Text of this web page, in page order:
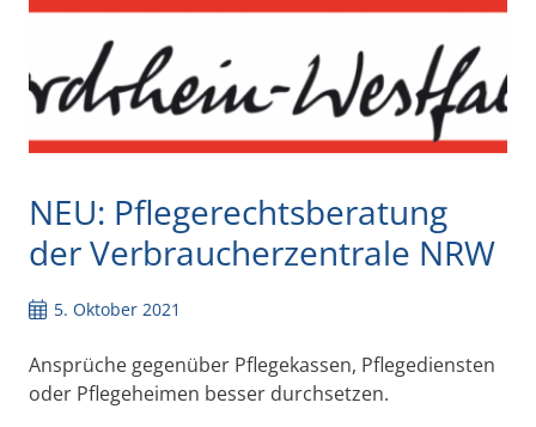
NEU: Pflegerechtsberatung
der Verbraucherzentrale NRW
5. Oktober 2021
Ansprüche gegenüber Pflegekassen, Pflegediensten
oder Pflegeheimen besser durchsetzen.